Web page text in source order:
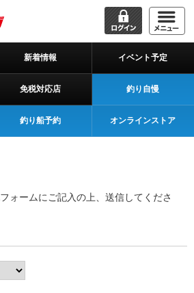
新着情報 イベント予定
免税対応店 釣り自慢
釣り船予約 オンラインストア
ォームにご記入の上、送信してくださ